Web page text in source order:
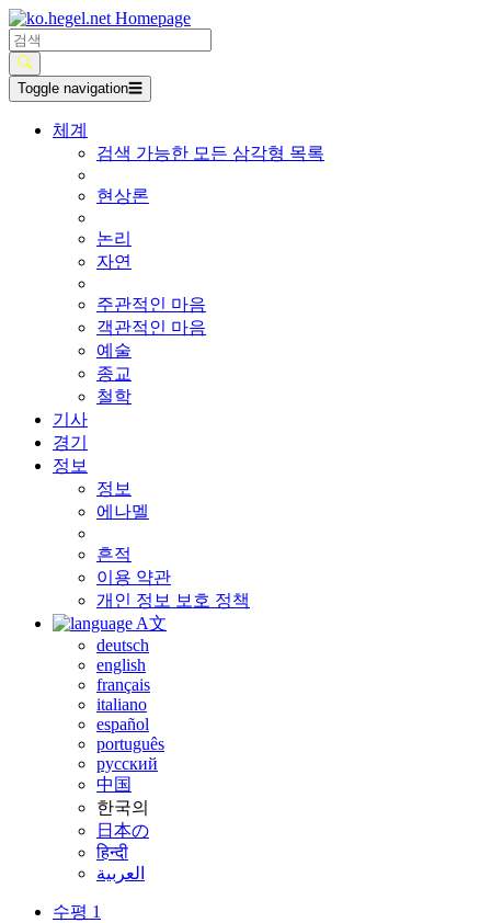
Toggle navigation☰
체계
검색 가능한 모든 삼각형 목록
현상론
논리
자연
주관적인 마음
객관적인 마음
예술
종교
철학
기사
경기
정보
정보
에나멜
흔적
이용 약관
개인 정보 보호 정책
A文
deutsch
english
français
italiano
español
português
русский
中国
한국의
日本の
हिन्दी
العربية
수평 1